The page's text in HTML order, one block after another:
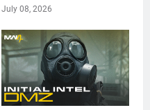
July 08, 2026